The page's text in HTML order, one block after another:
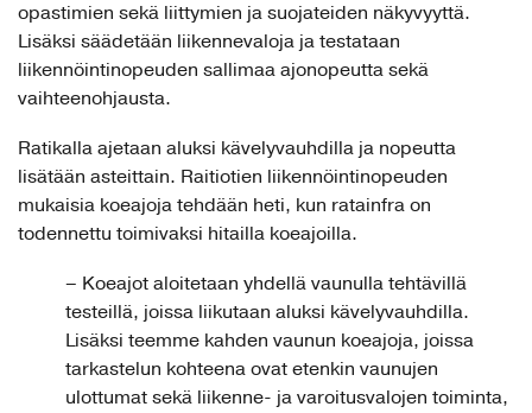
opastimien sekä liittymien ja suojateiden näkyvyyttä.
Lisäksi säädetään liikennevaloja ja testataan
liikennöintinopeuden sallimaa ajonopeutta sekä
vaihteenohjausta.
Ratikalla ajetaan aluksi kävelyvauhdilla ja nopeutta
lisätään asteittain. Raitiotien liikennöintinopeuden
mukaisia koeajoja tehdään heti, kun ratainfra on
todennettu toimivaksi hitailla koeajoilla.
– Koeajot aloitetaan yhdellä vaunulla tehtävillä
testeillä, joissa liikutaan aluksi kävelyvauhdilla.
Lisäksi teemme kahden vaunun koeajoja, joissa
tarkastelun kohteena ovat etenkin vaunujen
ulottumat sekä liikenne- ja varoitusvalojen toiminta,